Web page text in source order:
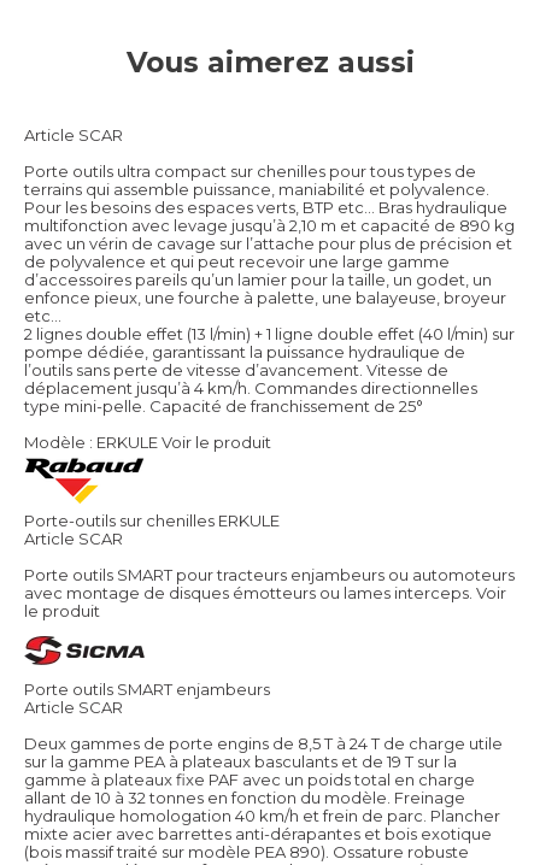
Vous aimerez aussi
Article SCAR
Porte outils ultra compact sur chenilles pour tous types de
terrains qui assemble puissance, maniabilité et polyvalence.
Pour les besoins des espaces verts, BTP etc… Bras hydraulique
multifonction avec levage jusqu’à 2,10 m et capacité de 890 kg
avec un vérin de cavage sur l’attache pour plus de précision et
de polyvalence et qui peut recevoir une large gamme
d’accessoires pareils qu’un lamier pour la taille, un godet, un
enfonce pieux, une fourche à palette, une balayeuse, broyeur
etc…
2 lignes double effet (13 l/min) + 1 ligne double effet (40 l/min) sur
pompe dédiée, garantissant la puissance hydraulique de
l’outils sans perte de vitesse d’avancement. Vitesse de
déplacement jusqu’à 4 km/h. Commandes directionnelles
type mini-pelle. Capacité de franchissement de 25°
Modèle : ERKULEVoir le produit
Porte-outils sur chenilles ERKULE
Article SCAR
Porte outils SMART pour tracteurs enjambeurs ou automoteurs
avec montage de disques émotteurs ou lames interceps. Voir
le produit
Porte outils SMART enjambeurs
Article SCAR
Deux gammes de porte engins de 8,5 T à 24 T de charge utile
sur la gamme PEA à plateaux basculants et de 19 T sur la
gamme à plateaux fixe PAF avec un poids total en charge
allant de 10 à 32 tonnes en fonction du modèle. Freinage
hydraulique homologation 40 km/h et frein de parc. Plancher
mixte acier avec barrettes anti-dérapantes et bois exotique
(bois massif traité sur modèle PEA 890). Ossature robuste